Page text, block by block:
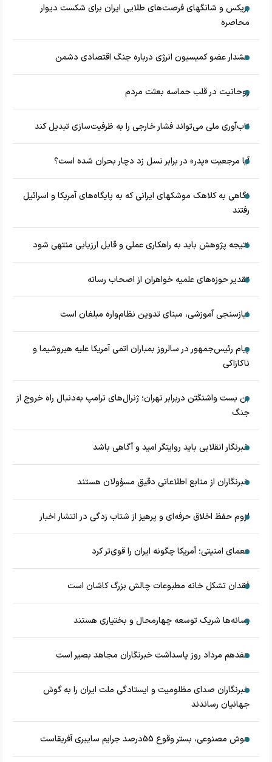
بریکس و شانگهای فرصت‌های طلایی ایران برای شکست دیوار
محاصره
هشدار عضو کمیسیون انرژی درباره جنگ اقتصادی دشمن
روحانیت در قلب حماسه بعثت مردم
تاب‌آوری ملی می‌تواند فشار خارجی را به ظرفیت‌سازی تبدیل کند
آیا مرجعیت «پدر» در برابر نسل زد دچار بحران شده است؟
نگاهی به کلاهک‎ موشک‎های ایرانی که به پایگاه‌های آمریکا و اسرائیل
رفتند
نتیجه پژوهش باید به راهکاری عملی و قابل ارزیابی منتهی شود
تقدیر حوزه‌های علمیه خواهران از اصحاب رسانه
نیازسنجی آموزشی، مبنای تدوین نظام‌واره مبلغان است
پیام رئیس‌جمهور در سالروز بمباران اتمی آمریکا علیه هیروشیما و
ناکازاکی
بن بست واشنگتن دربرابر تهران؛ ژنرال‌های ترامپ به‌دنبال راه خروج از
جنگ
خبرنگار انقلابی باید روایتگر امید و آگاهی باشد
خبرنگاران از منابع اطلاعاتی دقیق مسؤولان هستند
لزوم حفظ اخلاق حرفه‌ای و پرهیز از شتاب زدگی در انتشار اخبار
معمای امنیتی؛ آمریکا چگونه ایران را قوی‌تر کرد
فقدان تشکل خانه مطبوعات چالش بزرگ کاشان است
رسانه‌ها شریک توسعه چهارمحال و بختیاری هستند
هفدهم مرداد روز پاسداشت خبرنگاران مجاهد بصیر است
خبرنگاران صدای مظلومیت و ایستادگی ملت ایران را به گوش
جهانیان رساندند
هوش مصنوعی، بستر وقوع 55درصد جرایم سایبری آفریقاست